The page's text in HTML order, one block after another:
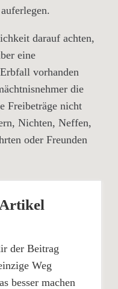
auferlegen.
darauf achten,
eine
vorhanden
die
Freibeträge nicht
Nichten, Neffen,
oder Freunden
Artikel
der Beitrag
Weg
besser machen